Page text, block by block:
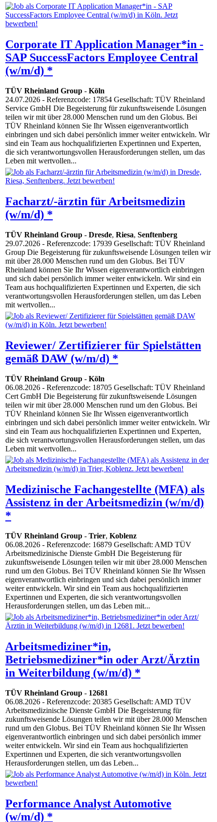
Corporate IT Application Manager*in -
SAP SuccessFactors Employee Central
(w/m/d) *
TÜV Rheinland Group - Köln
24.07.2026 - Referenzcode: 17854 Gesellschaft: TÜV Rheinland
Service GmbH Die Begeisterung für zukunftsweisende Lösungen
teilen wir mit über 28.000 Menschen rund um den Globus. Bei
TÜV Rheinland können Sie Ihr Wissen eigenverantwortlich
einbringen und sich dabei persönlich immer weiter entwickeln. Wir
sind ein Team aus hochqualifizierten Expertinnen und Experten,
die sich verantwortungsvollen Herausforderungen stellen, um das
Leben mit wertvollen...
Facharzt/-ärztin für Arbeitsmedizin
(w/m/d) *
TÜV Rheinland Group - Dresde, Riesa, Senftenberg
29.07.2026 - Referenzcode: 17939 Gesellschaft: TÜV Rheinland
Group Die Begeisterung für zukunftsweisende Lösungen teilen wir
mit über 28.000 Menschen rund um den Globus. Bei TÜV
Rheinland können Sie Ihr Wissen eigenverantwortlich einbringen
und sich dabei persönlich immer weiter entwickeln. Wir sind ein
Team aus hochqualifizierten Expertinnen und Experten, die sich
verantwortungsvollen Herausforderungen stellen, um das Leben
mit wertvollen...
Reviewer/ Zertifizierer für Spielstätten
gemäß DAW (w/m/d) *
TÜV Rheinland Group - Köln
06.08.2026 - Referenzcode: 18705 Gesellschaft: TÜV Rheinland
Cert GmbH Die Begeisterung für zukunftsweisende Lösungen
teilen wir mit über 28.000 Menschen rund um den Globus. Bei
TÜV Rheinland können Sie Ihr Wissen eigenverantwortlich
einbringen und sich dabei persönlich immer weiter entwickeln. Wir
sind ein Team aus hochqualifizierten Expertinnen und Experten,
die sich verantwortungsvollen Herausforderungen stellen, um das
Leben mit wertvollen...
Medizinische Fachangestellte (MFA) als
Assistenz in der Arbeitsmedizin (w/m/d)
*
TÜV Rheinland Group - Trier, Koblenz
06.08.2026 - Referenzcode: 16879 Gesellschaft: AMD TÜV
Arbeitsmedizinische Dienste GmbH Die Begeisterung für
zukunftsweisende Lösungen teilen wir mit über 28.000 Menschen
rund um den Globus. Bei TÜV Rheinland können Sie Ihr Wissen
eigenverantwortlich einbringen und sich dabei persönlich immer
weiter entwickeln. Wir sind ein Team aus hochqualifizierten
Expertinnen und Experten, die sich verantwortungsvollen
Herausforderungen stellen, um das Leben mit...
Arbeitsmediziner*in,
Betriebsmediziner*in oder Arzt/Ärztin
in Weiterbildung (w/m/d) *
TÜV Rheinland Group - 12681
06.08.2026 - Referenzcode: 20385 Gesellschaft: AMD TÜV
Arbeitsmedizinische Dienste GmbH Die Begeisterung für
zukunftsweisende Lösungen teilen wir mit über 28.000 Menschen
rund um den Globus. Bei TÜV Rheinland können Sie Ihr Wissen
eigenverantwortlich einbringen und sich dabei persönlich immer
weiter entwickeln. Wir sind ein Team aus hochqualifizierten
Expertinnen und Experten, die sich verantwortungsvollen
Herausforderungen stellen, um das Leben...
Performance Analyst Automotive
(w/m/d) *